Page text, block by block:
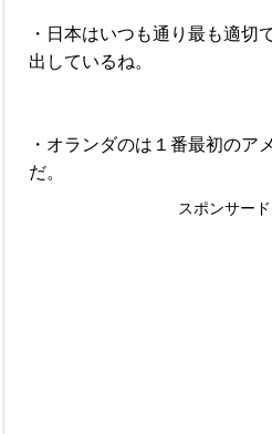
・日本はいつも通り最も適切
出しているね。
・オランダのは１番最初のア
だ。
スポンサー